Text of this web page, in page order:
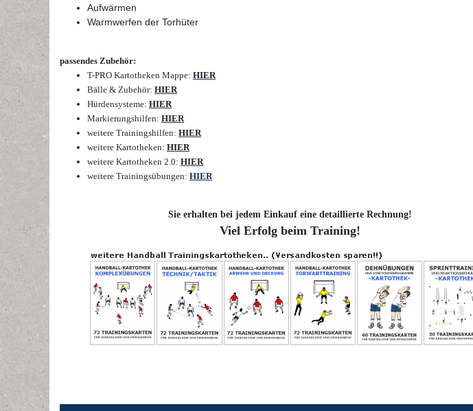
Aufwärmen
Warmwerfen der Torhüter
passendes Zubehör:
T-PRO Kartotheken Mappe: HIER
Bälle & Zubehör: HIER
Hürdensysteme: HIER
Markierungshilfen: HIER
weitere Trainingshilfen: HIER
weitere Kartotheken: HIER
weitere Kartotheken 2.0: HIER
weitere Trainingsübungen: HIER
Sie erhalten bei jedem Einkauf eine detaillierte Rechnung!
Viel Erfolg beim Training!